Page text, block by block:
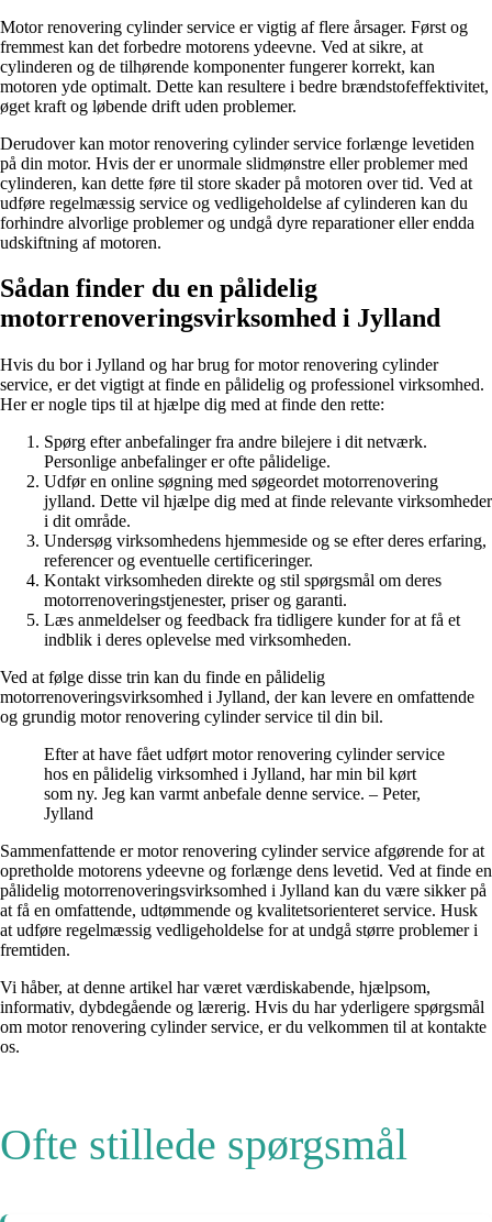
Motor renovering cylinder service er vigtig af flere årsager. Først og
fremmest kan det forbedre motorens ydeevne. Ved at sikre, at
cylinderen og de tilhørende komponenter fungerer korrekt, kan
motoren yde optimalt. Dette kan resultere i bedre brændstofeffektivitet,
øget kraft og løbende drift uden problemer.
Derudover kan motor renovering cylinder service forlænge levetiden
på din motor. Hvis der er unormale slidmønstre eller problemer med
cylinderen, kan dette føre til store skader på motoren over tid. Ved at
udføre regelmæssig service og vedligeholdelse af cylinderen kan du
forhindre alvorlige problemer og undgå dyre reparationer eller endda
udskiftning af motoren.
Sådan finder du en pålidelig
motorrenoveringsvirksomhed i Jylland
Hvis du bor i Jylland og har brug for motor renovering cylinder
service, er det vigtigt at finde en pålidelig og professionel virksomhed.
Her er nogle tips til at hjælpe dig med at finde den rette:
Spørg efter anbefalinger fra andre bilejere i dit netværk.
Personlige anbefalinger er ofte pålidelige.
Udfør en online søgning med søgeordet motorrenovering
jylland. Dette vil hjælpe dig med at finde relevante virksomheder
i dit område.
Undersøg virksomhedens hjemmeside og se efter deres erfaring,
referencer og eventuelle certificeringer.
Kontakt virksomheden direkte og stil spørgsmål om deres
motorrenoveringstjenester, priser og garanti.
Læs anmeldelser og feedback fra tidligere kunder for at få et
indblik i deres oplevelse med virksomheden.
Ved at følge disse trin kan du finde en pålidelig
motorrenoveringsvirksomhed i Jylland, der kan levere en omfattende
og grundig motor renovering cylinder service til din bil.
Efter at have fået udført motor renovering cylinder service
hos en pålidelig virksomhed i Jylland, har min bil kørt
som ny. Jeg kan varmt anbefale denne service. – Peter,
Jylland
Sammenfattende er motor renovering cylinder service afgørende for at
opretholde motorens ydeevne og forlænge dens levetid. Ved at finde en
pålidelig motorrenoveringsvirksomhed i Jylland kan du være sikker på
at få en omfattende, udtømmende og kvalitetsorienteret service. Husk
at udføre regelmæssig vedligeholdelse for at undgå større problemer i
fremtiden.
Vi håber, at denne artikel har været værdiskabende, hjælpsom,
informativ, dybdegående og lærerig. Hvis du har yderligere spørgsmål
om motor renovering cylinder service, er du velkommen til at kontakte
os.
Ofte stillede spørgsmål